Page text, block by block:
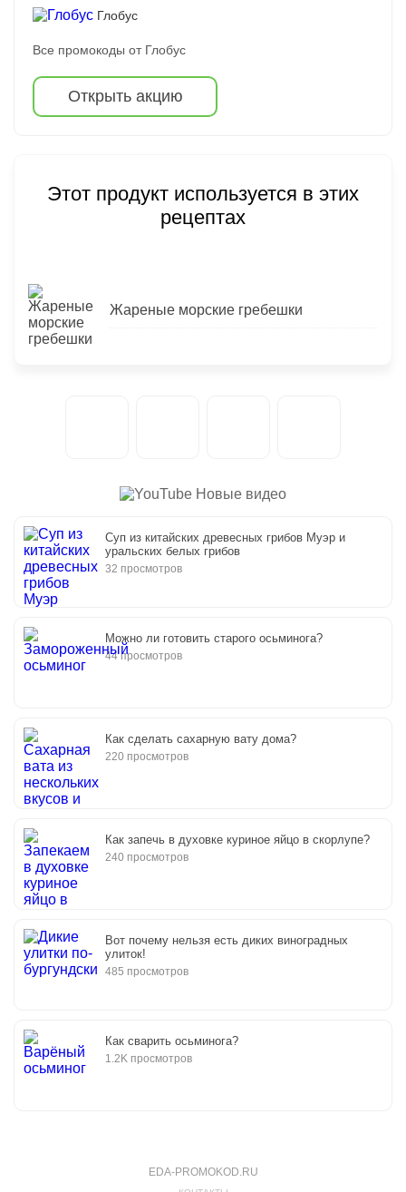
Глобус
Все промокоды от Глобус
Открыть акцию
Этот продукт используется в этих
рецептах
Жареные морские гребешки
Новые видео
Суп из китайских древесных грибов Муэр и
уральских белых грибов
32 просмотров
Можно ли готовить старого осьминога?
44 просмотров
Как сделать сахарную вату дома?
220 просмотров
Как запечь в духовке куриное яйцо в скорлупе?
240 просмотров
Вот почему нельзя есть диких виноградных
улиток!
485 просмотров
Как сварить осьминога?
1.2K просмотров
EDA-PROMOKOD.RU